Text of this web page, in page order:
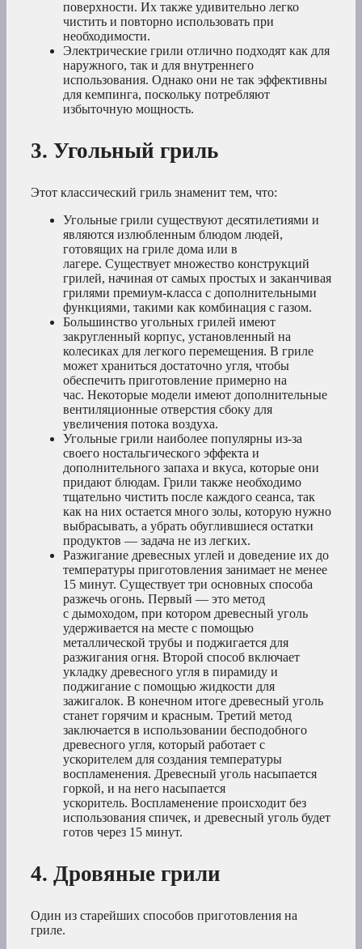
поверхности. Их также удивительно легко
чистить и повторно использовать при
необходимости.
Электрические грили отлично подходят как для
наружного, так и для внутреннего
использования. Однако они не так эффективны
для кемпинга, поскольку потребляют
избыточную мощность.
3. Угольный гриль
Этот классический гриль знаменит тем, что:
Угольные грили существуют десятилетиями и
являются излюбленным блюдом людей,
готовящих на гриле дома или в
лагере. Существует множество конструкций
грилей, начиная от самых простых и заканчивая
грилями премиум-класса с дополнительными
функциями, такими как комбинация с газом.
Большинство угольных грилей имеют
закругленный корпус, установленный на
колесиках для легкого перемещения. В гриле
может храниться достаточно угля, чтобы
обеспечить приготовление примерно на
час. Некоторые модели имеют дополнительные
вентиляционные отверстия сбоку для
увеличения потока воздуха.
Угольные грили наиболее популярны из-за
своего ностальгического эффекта и
дополнительного запаха и вкуса, которые они
придают блюдам. Грили также необходимо
тщательно чистить после каждого сеанса, так
как на них остается много золы, которую нужно
выбрасывать, а убрать обуглившиеся остатки
продуктов — задача не из легких.
Разжигание древесных углей и доведение их до
температуры приготовления занимает не менее
15 минут. Существует три основных способа
разжечь огонь. Первый — это метод
с дымоходом, при котором древесный уголь
удерживается на месте с помощью
металлической трубы и поджигается для
разжигания огня. Второй способ включает
укладку древесного угля в пирамиду и
поджигание с помощью жидкости для
зажигалок. В конечном итоге древесный уголь
станет горячим и красным. Третий метод
заключается в использовании бесподобного
древесного угля, который работает с
ускорителем для создания температуры
воспламенения. Древесный уголь насыпается
горкой, и на него насыпается
ускоритель. Воспламенение происходит без
использования спичек, и древесный уголь будет
готов через 15 минут.
4. Дровяные грили
Один из старейших способов приготовления на
гриле.